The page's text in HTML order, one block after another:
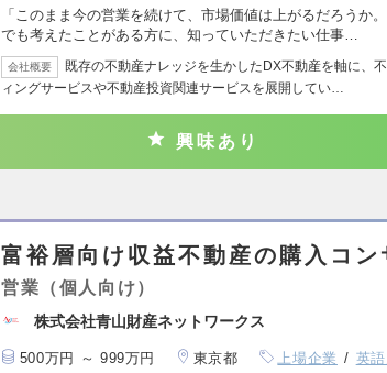
「このまま今の営業を続けて、市場価値は上がるだろうか
でも考えたことがある方に、知っていただきたい仕事…
会社概要
既存の不動産ナレッジを生かしたDX不動産を軸に、
ィングサービスや不動産投資関連サービスを展開してい…
興味あり
富裕層向け収益不動産の購入コン
営業（個人向け）
株式会社青山財産ネットワークス
500万円 ～ 999万円 東京都 上場企業 英